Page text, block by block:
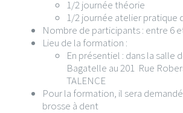
1/2 journée théorie
1/2 journée atelier pratique
Nombre de participants : entre 6
Lieu de la formation :
En présentiel : dans la salle
Bagatelle au 201 Rue
TALENCE
Pour la formation, il sera
brosse à dent